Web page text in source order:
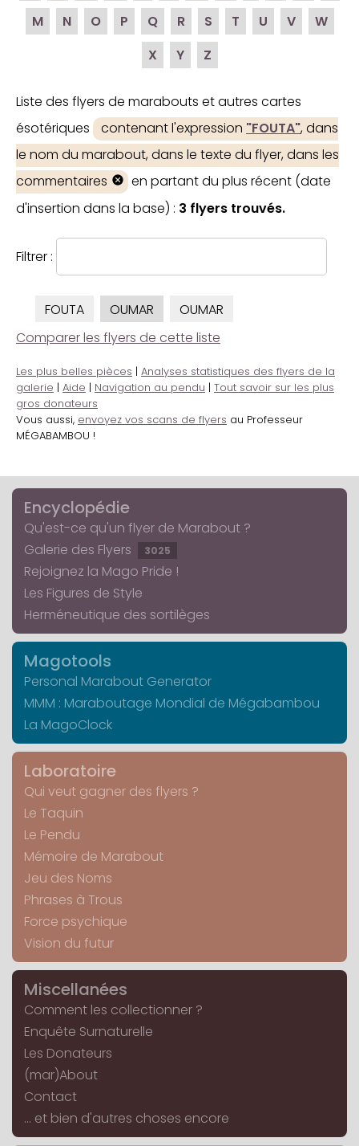
M
N O P Q R S T U V
W
X
Y Z
Liste des flyers de marabouts et autres cartes
ésotériques
contenant l'expression "FOUTA", dans
le nom du marabout, dans le texte du flyer, dans les
commentaires
en partant du plus récent (date
d'insertion dans la base) : 3 flyers trouvés.
Filtrer :
FOUTA OUMAR
OUMAR
Comparer les flyers de cette liste
Les plus belles pièces | Analyses statistiques des flyers de la
galerie | Aide | Navigation au pendu | Tout savoir sur les plus
gros donateurs
Vous aussi, envoyez vos scans de flyers au Professeur
MÉGABAMBOU !
Encyclopédie
Qu'est-ce qu'un flyer de Marabout ?
Galerie des Flyers
3025
Rejoignez la Mago Pride !
Les Figures de Style
Herméneutique des sortilèges
Magotools
Personal Marabout Generator
MMM : Maraboutage Mondial de Mégabambou
La MagoClock
Laboratoire
Qui veut gagner des flyers ?
Le Taquin
Le Pendu
Mémoire de Marabout
Jeu des Noms
Phrases à Trous
Force psychique
Vision du futur
Miscellanées
Comment les collectionner ?
Enquête Surnaturelle
Les Donateurs
(mar)About
Contact
... et bien d'autres choses encore